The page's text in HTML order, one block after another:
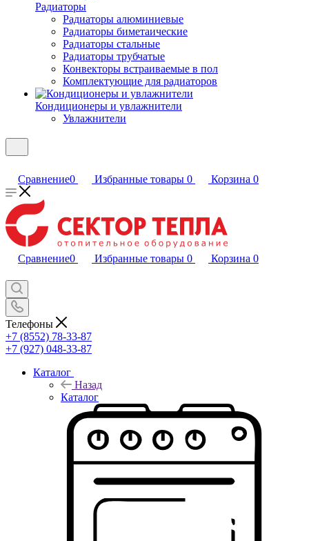
Радиаторы
Радиаторы алюминиевые
Радиаторы биметаические
Радиаторы стальные
Радиаторы трубчатые
Конвекторы встраиваемые в пол
Комплектующие для радиаторов
Кондиционеры и увлажнители
Увлажнители
Сравнение0 Избранные товары 0 Корзина 0
Сравнение0 Избранные товары 0 Корзина 0
Телефоны
+7 (8552) 78-33-87
+7 (927) 048-33-87
Каталог
Назад
Каталог